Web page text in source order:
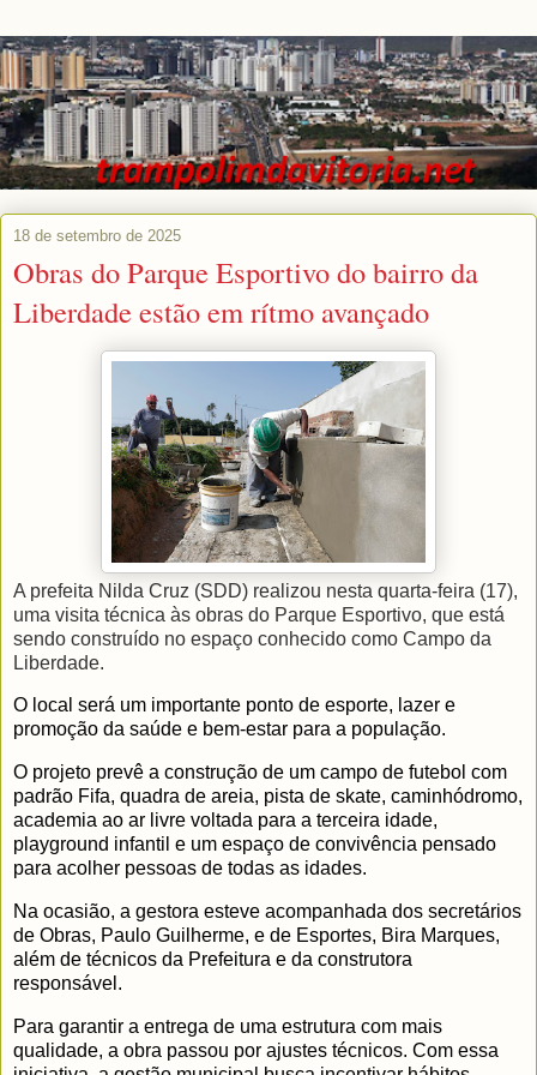
18 de setembro de 2025
Obras do Parque Esportivo do bairro da
Liberdade estão em rítmo avançado
A prefeita Nilda Cruz (SDD) realizou nesta quarta-feira (17),
uma visita técnica às obras do Parque Esportivo, que está
sendo construído no espaço conhecido como Campo da
Liberdade.
O local será um importante ponto de esporte, lazer e
promoção da saúde e bem-estar para a população.
O projeto prevê a construção de um campo de futebol com
padrão Fifa, quadra de areia, pista de skate, caminhódromo,
academia ao ar livre voltada para a terceira idade,
playground infantil e um espaço de convivência pensado
para acolher pessoas de todas as idades.
Na ocasião, a gestora esteve acompanhada dos secretários
de Obras, Paulo Guilherme, e de Esportes, Bira Marques,
além de técnicos da Prefeitura e da construtora
responsável.
Para garantir a entrega de uma estrutura com mais
qualidade, a obra passou por ajustes técnicos. Com essa